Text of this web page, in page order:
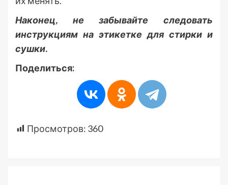
Наконец, не забывайте следовать
инструкциям на этикетке для стирки и
сушки.
Поделиться:
Просмотров: 360